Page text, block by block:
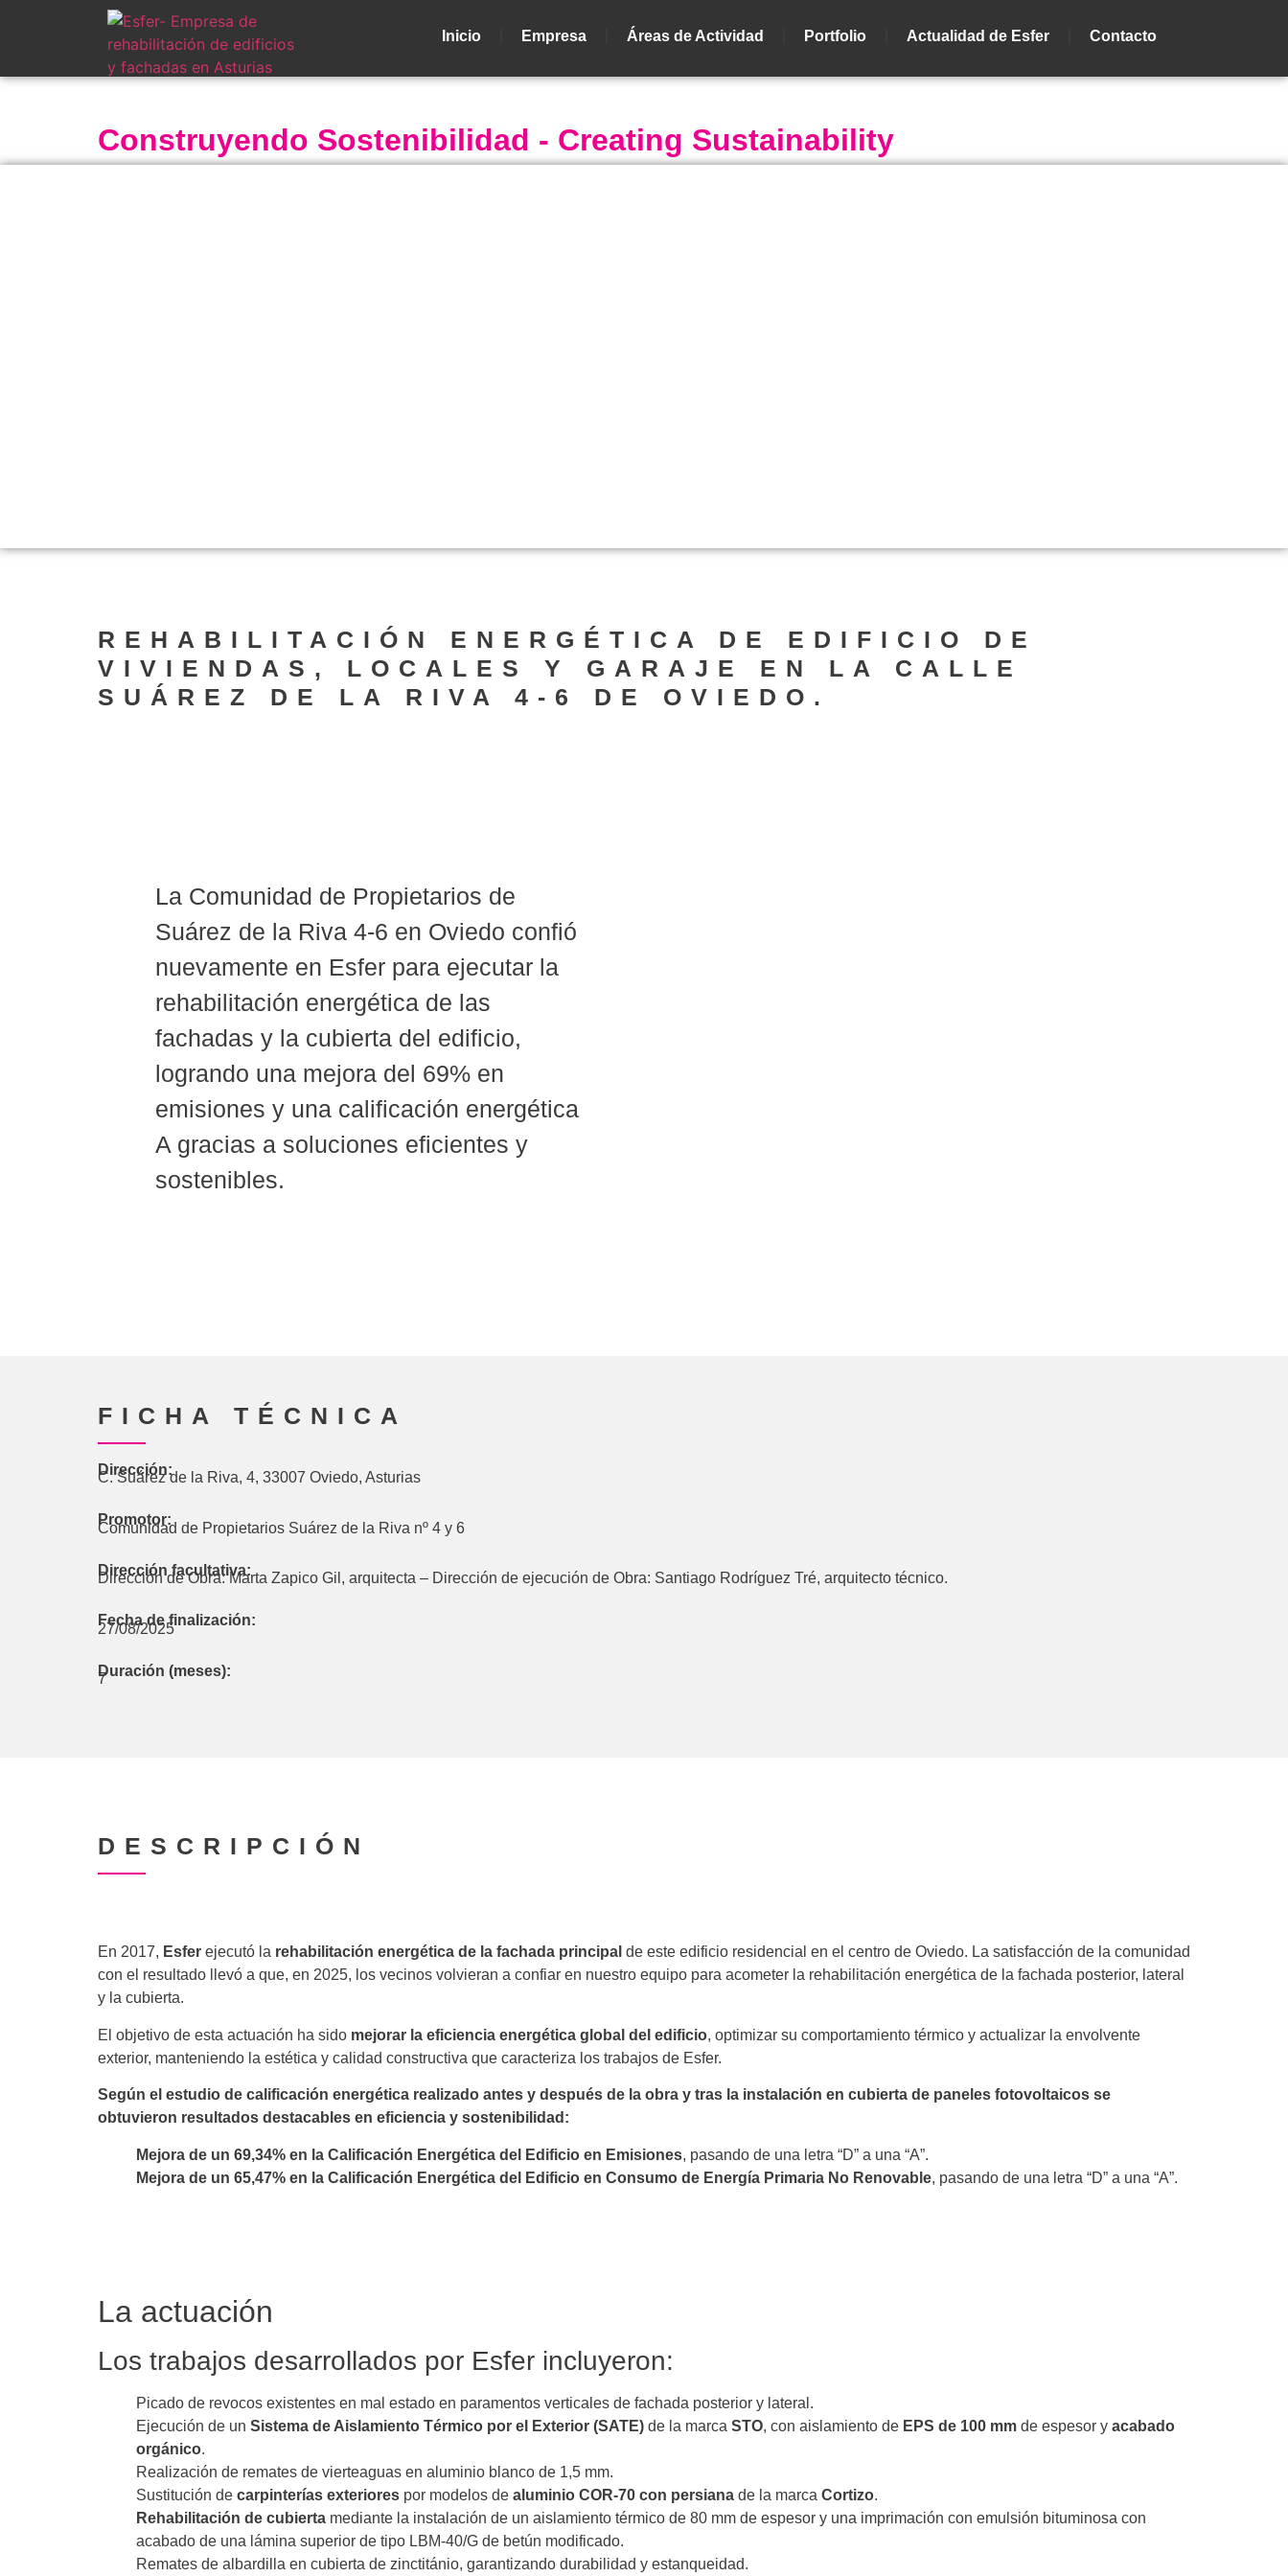
Inicio Empresa Áreas de Actividad Portfolio Actualidad de Esfer Contacto
Construyendo Sostenibilidad - Creating Sustainability
REHABILITACIÓN ENERGÉTICA DE EDIFICIO DE
VIVIENDAS, LOCALES Y GARAJE EN LA CALLE
SUÁREZ DE LA RIVA 4-6 DE OVIEDO.
La Comunidad de Propietarios de
Suárez de la Riva 4-6 en Oviedo confió
nuevamente en Esfer para ejecutar la
rehabilitación energética de las
fachadas y la cubierta del edificio,
logrando una mejora del 69% en
emisiones y una calificación energética
A gracias a soluciones eficientes y
sostenibles.
FICHA TÉCNICA
Dirección:
C. Suárez de la Riva, 4, 33007 Oviedo, Asturias
Promotor:
Comunidad de Propietarios Suárez de la Riva nº 4 y 6
Dirección facultativa:
Dirección de Obra: Marta Zapico Gil, arquitecta – Dirección de ejecución de Obra: Santiago Rodríguez Tré, arquitecto técnico.
Fecha de finalización:
27/08/2025
Duración (meses):
7
DESCRIPCIÓN
En 2017, Esfer ejecutó la rehabilitación energética de la fachada principal de este edificio residencial en el centro de Oviedo. La satisfacción de la comunidad
con el resultado llevó a que, en 2025, los vecinos volvieran a confiar en nuestro equipo para acometer la rehabilitación energética de la fachada posterior, lateral
y la cubierta.
El objetivo de esta actuación ha sido mejorar la eficiencia energética global del edificio, optimizar su comportamiento térmico y actualizar la envolvente
exterior, manteniendo la estética y calidad constructiva que caracteriza los trabajos de Esfer.
Según el estudio de calificación energética realizado antes y después de la obra y tras la instalación en cubierta de paneles fotovoltaicos se
obtuvieron resultados destacables en eficiencia y sostenibilidad:
Mejora de un 69,34% en la Calificación Energética del Edificio en Emisiones, pasando de una letra “D” a una “A”.
Mejora de un 65,47% en la Calificación Energética del Edificio en Consumo de Energía Primaria No Renovable, pasando de una letra “D” a una “A”.
La actuación
Los trabajos desarrollados por Esfer incluyeron:
Picado de revocos existentes en mal estado en paramentos verticales de fachada posterior y lateral.
Ejecución de un Sistema de Aislamiento Térmico por el Exterior (SATE) de la marca STO, con aislamiento de EPS de 100 mm de espesor y acabado
orgánico.
Realización de remates de vierteaguas en aluminio blanco de 1,5 mm.
Sustitución de carpinterías exteriores por modelos de aluminio COR-70 con persiana de la marca Cortizo.
Rehabilitación de cubierta mediante la instalación de un aislamiento térmico de 80 mm de espesor y una imprimación con emulsión bituminosa con
acabado de una lámina superior de tipo LBM-40/G de betún modificado.
Remates de albardilla en cubierta de zinctitánio, garantizando durabilidad y estanqueidad.